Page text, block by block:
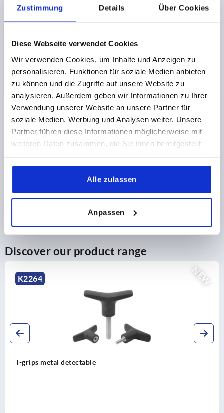
Zustimmung Details Über Cookies
Diese Webseite verwendet Cookies
Wir verwenden Cookies, um Inhalte und Anzeigen zu
personalisieren, Funktionen für soziale Medien anbieten
zu können und die Zugriffe auf unsere Website zu
analysieren. Außerdem geben wir Informationen zu Ihrer
Verwendung unserer Website an unsere Partner für
soziale Medien, Werbung und Analysen weiter. Unsere
Partner führen diese Informationen möglicherweise mit
weiteren Daten zusammen, die Sie ihnen bereitgestellt
gesammelt haben.
Alle zulassen
Anpassen
THREAD=M6 THREAD LENGTH=20
FORM=L
Order number:K0274.1110624X20
3,36 CHF
plus shipping costs
DETAILS
PRODUCT DETAILS
Discover our product range
NEW
K2264
T-grips metal detectable